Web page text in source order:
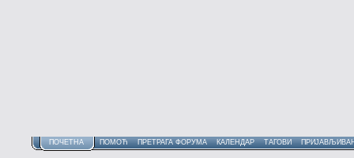
ПОЧЕТНА ПОМОЋ ПРЕТРАГА ФОРУМА КАЛЕНДАР ТАГОВИ